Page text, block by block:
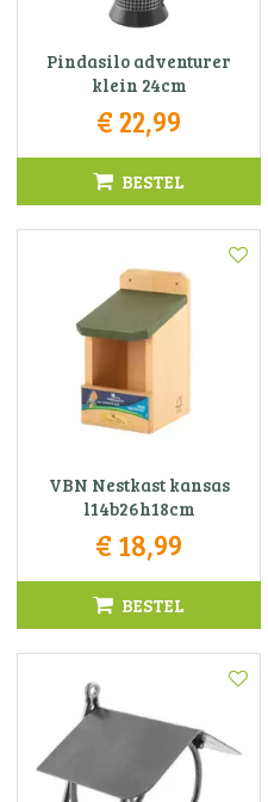
Pindasilo adventurer
klein 24cm
€ 22,99
BESTEL
VBN Nestkast kansas
l14b26h18cm
€ 18,99
BESTEL